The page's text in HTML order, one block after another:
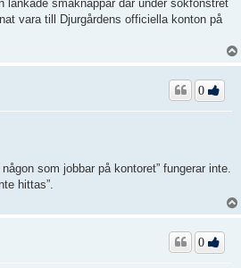
länkade småknappar där under sökfönstret
vara till Djurgårdens officiella konton på
0
som jobbar på kontoret” fungerar inte.
hittas”.
0